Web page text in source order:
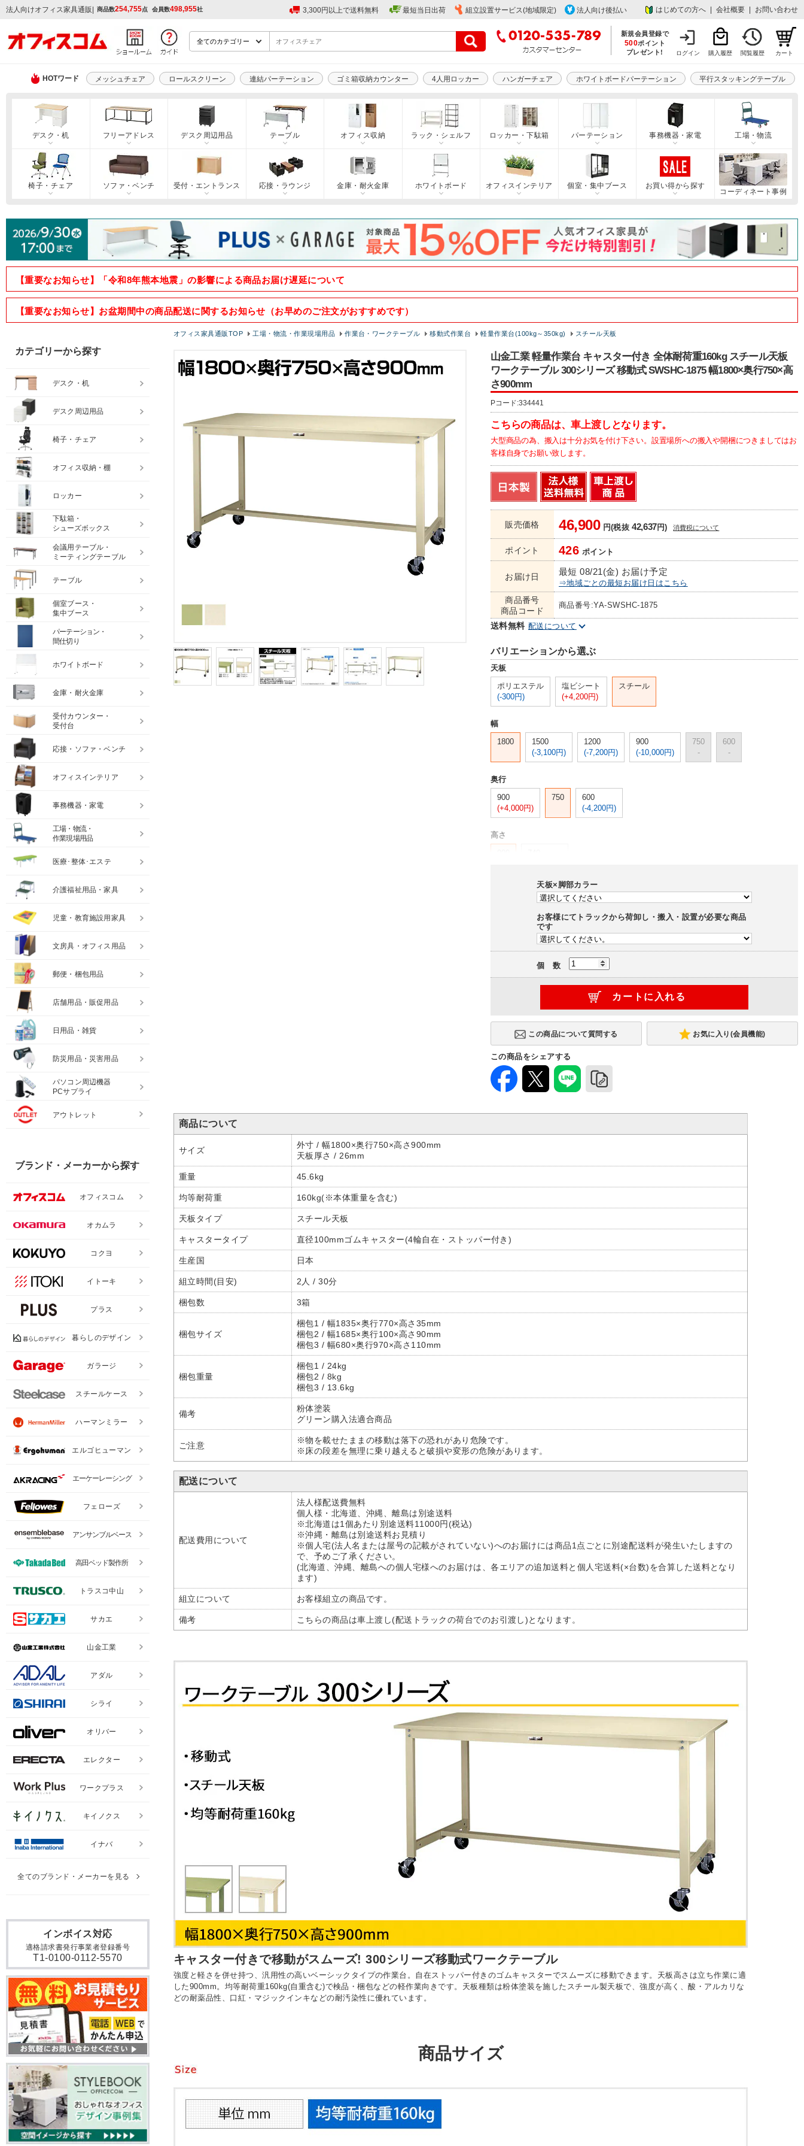
法人向けオフィス家具通販 | 商品数254,755点 会員数498,955社 3,300円以上で送料無料 最短当日出荷 組立設置サービス(地域限定) 法人向け後払い はじめての方へ 会社概要 お問い合わせ
新規会員登録で
500ポイント
プレゼント!
ログイン 購入履歴 閲覧履歴 カート
HOTワード メッシュチェア ロールスクリーン 連結パーテーション ゴミ箱収納カウンター 4人用ロッカー ハンガーチェア ホワイトボードパーテーション 平行スタッキングテーブル
デスク・机 フリーアドレス デスク周辺用品 テーブル オフィス収納 ラック・シェルフ ロッカー・下駄箱 パーテーション 事務機器・家電 工場・物流
椅子・チェア ソファ・ベンチ 受付・エントランス 応接・ラウンジ 金庫・耐火金庫 ホワイトボード オフィスインテリア 個室・集中ブース
お買い得から探す
コーディネート事例
【重要なお知らせ】「令和8年熊本地震」の影響による商品お届け遅延について
【重要なお知らせ】お盆期間中の商品配送に関するお知らせ（お早めのご注文がおすすめです）
オフィス家具通販TOP 工場・物流・作業現場用品 作業台・ワークテーブル 移動式作業台 軽量作業台(100kg～350kg) スチール天板
山金工業 軽量作業台 キャスター付き 全体耐荷重160kg スチール天板
ワークテーブル 300シリーズ 移動式 SWSHC-1875 幅1800×奥行750×高
さ900mm
Pコード:334441
こちらの商品は、車上渡しとなります。
大型商品の為、搬入は十分お気を付け下さい。設置場所への搬入や開梱につきましてはお
客様自身でお願い致します。
販売価格 46,900円(税抜42,637円) 消費税について
ポイント 426 ポイント
お届け日 最短 08/21(金) お届け予定
⇒地域ごとの最短お届け日はこちら
商品番号
商品コード
商品番号:YA-SWSHC-1875
送料無料 配送について
バリエーションから選ぶ
天板
ポリエステル
(-300円)
塩ビシート
(+4,200円)
スチール
幅
1800
1500
(-3,100円)
1200
(-7,200円)
900
(-10,000円)
750
-
600
-
奥行
900
(+4,000円)
750
600
(-4,200円)
高さ
天板×脚部カラー
お客様にてトラックから荷卸し・搬入・設置が必要な商品
です
個 数
お気に入り(会員機能)
この商品をシェアする
商品について
サイズ
外寸 / 幅1800×奥行750×高さ900mm
天板厚さ / 26mm
重量 45.6kg
均等耐荷重 160kg(※本体重量を含む)
天板タイプ スチール天板
キャスタータイプ 直径100mmゴムキャスター(4輪自在・ストッパー付き)
生産国 日本
組立時間(目安) 2人 / 30分
梱包数 3箱
梱包サイズ
梱包1 / 幅1835×奥行770×高さ35mm
梱包2 / 幅1685×奥行100×高さ90mm
梱包3 / 幅680×奥行970×高さ110mm
梱包重量
梱包1 / 24kg
梱包2 / 8kg
梱包3 / 13.6kg
備考
粉体塗装
グリーン購入法適合商品
ご注意
※物を載せたままの移動は落下の恐れがあり危険です。
※床の段差を無理に乗り越えると破損や変形の危険があります。
配送について
配送費用について
法人様配送費無料
個人様・北海道、沖縄、離島は別途送料
※北海道は1個あたり別途送料11000円(税込)
※沖縄・離島は別途送料お見積り
※個人宅(法人名または屋号の記載がされていない)へのお届けには商品1点ごとに別途配送料が発生いたしますの
で、予めご了承ください。
(北海道、沖縄、離島への個人宅様へのお届けは、各エリアの追加送料と個人宅送料(×台数)を合算した送料となり
ます)
組立について お客様組立の商品です。
備考 こちらの商品は車上渡し(配送トラックの荷台でのお引渡し)となります。
キャスター付きで移動がスムーズ! 300シリーズ移動式ワークテーブル
強度と軽さを併せ持つ、汎用性の高いベーシックタイプの作業台。自在ストッパー付きのゴムキャスターでスムーズに移動できます。天板高さは立ち作業に適
した900mm。均等耐荷重160kg(自重含む)で検品・梱包などの軽作業向きです。天板種類は粉体塗装を施したスチール製天板で、強度が高く、酸・アルカリな
どの耐薬品性、口紅・マジックインキなどの耐汚染性に優れています。
商品サイズ
インボイス対応
適格請求書発行事業者登録番号
T1-0100-0112-5570
カテゴリーから探す
デスク・机
デスク周辺用品
椅子・チェア
オフィス収納・棚
ロッカー
下駄箱・
シューズボックス
会議用テーブル・
ミーティングテーブル
テーブル
個室ブース・
集中ブース
パーテーション・
間仕切り
ホワイトボード
金庫・耐火金庫
受付カウンター・
受付台
応接・ソファ・ベンチ
オフィスインテリア
事務機器・家電
工場・物流・
作業現場用品
医療･整体･エステ
介護福祉用品・家具
児童・教育施設用家具
文房具・オフィス用品
郵便・梱包用品
店舗用品・販促用品
日用品・雑貨
防災用品・災害用品
パソコン周辺機器
PCサプライ
アウトレット
ブランド・メーカーから探す
オフィスコム
オカムラ
コクヨ
イトーキ
プラス
暮らしのデザイン
ガラージ
スチールケース
ハーマンミラー
エルゴヒューマン
エーケーレーシング
フェローズ
アンサンブルベース
高田ベッド製作所
トラスコ中山
サカエ
山金工業
アダル
シライ
オリバー
エレクター
ワークプラス
キイノクス
イナバ
全てのブランド・メーカーを見る